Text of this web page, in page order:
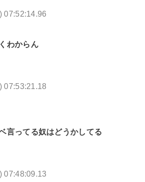
07:52:14.96
わからん
07:53:21.18
言ってる奴はどうかしてる
07:48:09.13